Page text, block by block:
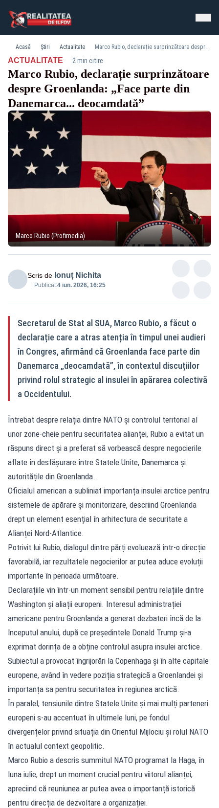
Acasă Știri Actualitate Marco Rubio, declarație surprinzătoare despre Groenlanda: „Face parte din Danemarca... deocamdată”
ACTUALITATE· 2 min citire
Marco Rubio, declarație surprinzătoare
despre Groenlanda: „Face parte din
Danemarca... deocamdată”
Marco Rubio (Profimedia)
Scris de Ionuț Nichita
Publicat:4 iun. 2026, 16:25
Secretarul de Stat al SUA, Marco Rubio, a făcut o
declarație care a atras atenția în timpul unei audieri
în Congres, afirmând că Groenlanda face parte din
Danemarca „deocamdată”, în contextul discuțiilor
privind rolul strategic al insulei în apărarea colectivă
a Occidentului.
Întrebat despre relația dintre NATO și controlul teritorial al
unor zone-cheie pentru securitatea alianței, Rubio a evitat un
răspuns direct și a preferat să vorbească despre negocierile
aflate în desfășurare între Statele Unite, Danemarca și
autoritățile din Groenlanda.
Oficialul american a subliniat importanța insulei arctice pentru
sistemele de apărare și monitorizare, descriind Groenlanda
drept un element esențial în arhitectura de securitate a
Alianței Nord-Atlantice.
Potrivit lui Rubio, dialogul dintre părți evoluează într-o direcție
favorabilă, iar rezultatele negocierilor ar putea aduce evoluții
importante în perioada următoare.
Declarațiile vin într-un moment sensibil pentru relațiile dintre
Washington și aliații europeni. Interesul administrației
americane pentru Groenlanda a generat dezbateri încă de la
începutul anului, după ce președintele Donald Trump și-a
exprimat dorința de a obține controlul asupra insulei arctice.
Subiectul a provocat îngrijorări la Copenhaga și în alte capitale
europene, având în vedere poziția strategică a Groenlandei și
importanța sa pentru securitatea în regiunea arctică.
În paralel, tensiunile dintre Statele Unite și mai mulți parteneri
europeni s-au accentuat în ultimele luni, pe fondul
divergențelor privind situația din Orientul Mijlociu și rolul NATO
în actualul context geopolitic.
Marco Rubio a descris summitul NATO programat la Haga, în
luna iulie, drept un moment crucial pentru viitorul alianței,
apreciind că reuniunea ar putea avea o importanță istorică
pentru direcția de dezvoltare a organizației.